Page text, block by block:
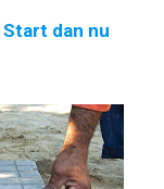
Start dan nu